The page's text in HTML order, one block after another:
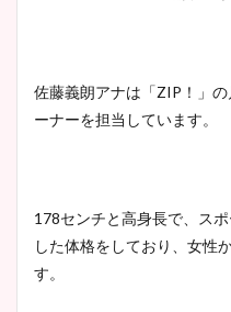
佐藤義朗アナは「ZIP！」
ーナーを担当しています。
178センチと高身長で、ス
した体格をしており、女性
す。